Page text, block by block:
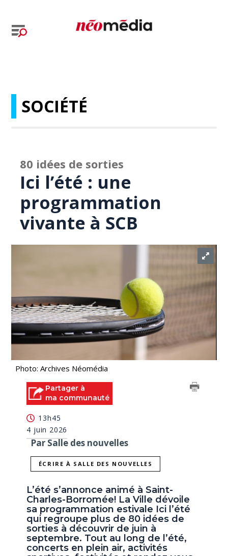
SOCIÉTÉ
80 idées de sorties
Ici l’été : une
programmation
vivante à SCB
Photo: Archives Néomédia
Partager à
ma communauté
13h45
4 juin 2026
Par Salle des nouvelles
ÉCRIRE À SALLE DES NOUVELLES
L’été s’annonce animé à Saint-
Charles-Borromée! La Ville dévoile
sa programmation estivale Ici l’été
qui regroupe plus de 80 idées de
sorties à découvrir de juin à
septembre. Tout au long de l’été,
concerts en plein air, activités